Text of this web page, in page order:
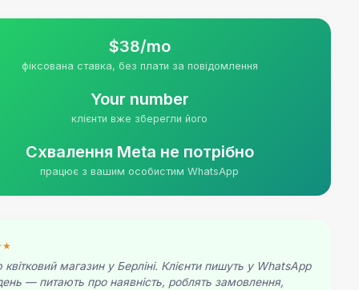
$38/mo
фіксована ставка, без плати за повідомлення
Your number
клієнти вже зберегли його
Схвалення Meta не потрібно
працює з вашим особистим WhatsApp
магазин у Берліні. Клієнти пишуть у WhatsApp
— питають про наявність, роблять замовлення,